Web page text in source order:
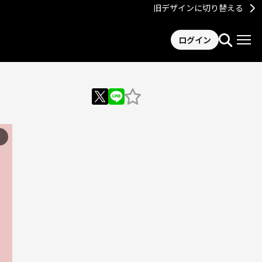
旧デザインに切り替える
ログイン